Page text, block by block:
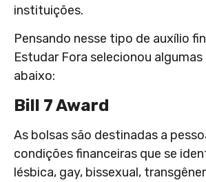
instituições.
Pensando nesse tipo de auxílio
Estudar Fora selecionou algumas
abaixo:
Bill 7 Award
As bolsas são destinadas a
condições financeiras que se
lésbica, gay, bissexual,